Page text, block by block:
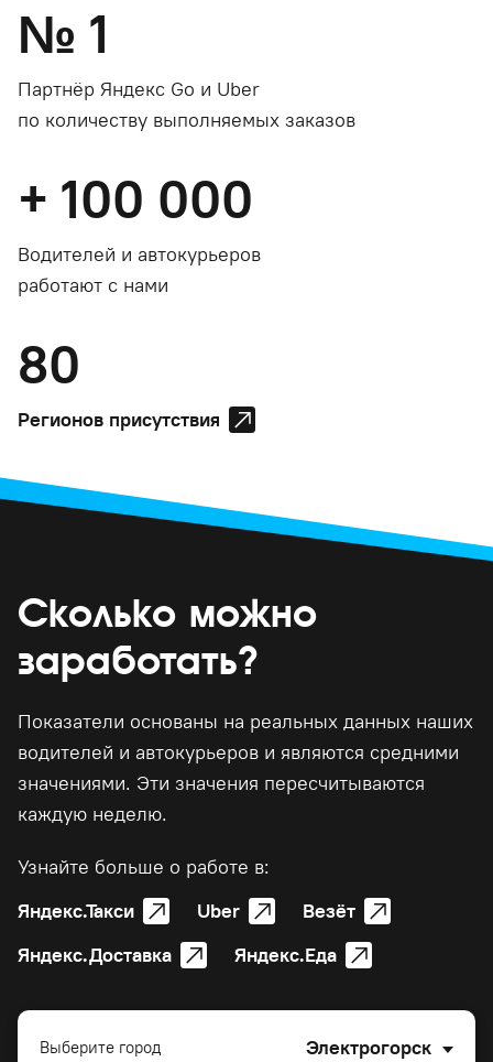
№ 1
Партнёр Яндекс Go и Uber
по количеству выполняемых заказов
+ 100 000
Водителей и автокурьеров
работают с нами
80
Регионов присутствия
Сколько можно
заработать?
Показатели основаны на реальных данных наших
водителей и автокурьеров и являются средними
значениями. Эти значения пересчитываются
каждую неделю.
Узнайте больше о работе в:
Яндекс.Такси
Uber
Везёт
Яндекс.Доставка
Яндекс.Еда
Выберите город Электрогорск